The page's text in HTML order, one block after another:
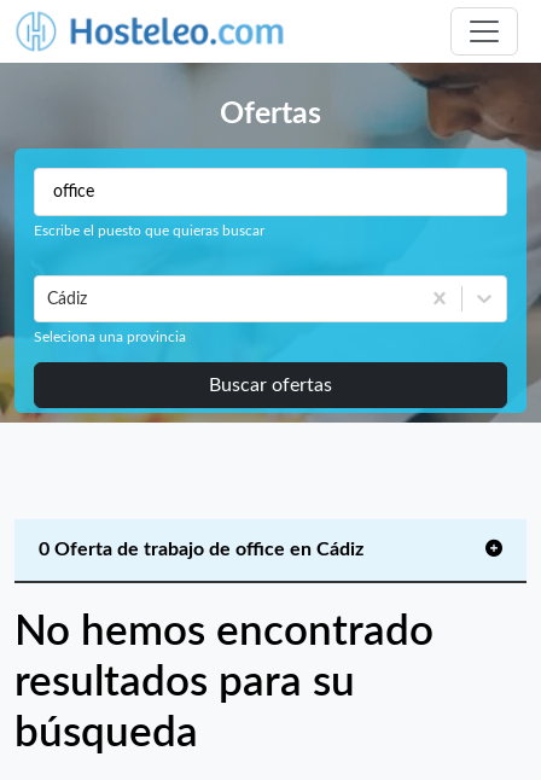
Ofertas
Escribe el puesto que quieras buscar
Cádiz
Seleciona una provincia
Buscar ofertas
0 Oferta de trabajo de office en Cádiz
No hemos encontrado
resultados para su
búsqueda